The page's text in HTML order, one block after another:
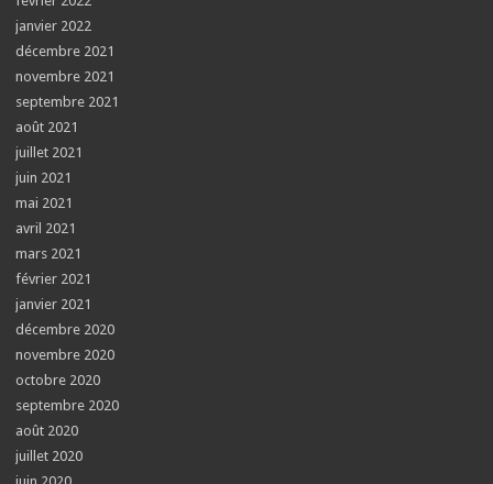
janvier 2022
décembre 2021
novembre 2021
septembre 2021
août 2021
juillet 2021
juin 2021
mai 2021
avril 2021
mars 2021
février 2021
janvier 2021
décembre 2020
novembre 2020
octobre 2020
septembre 2020
août 2020
juillet 2020